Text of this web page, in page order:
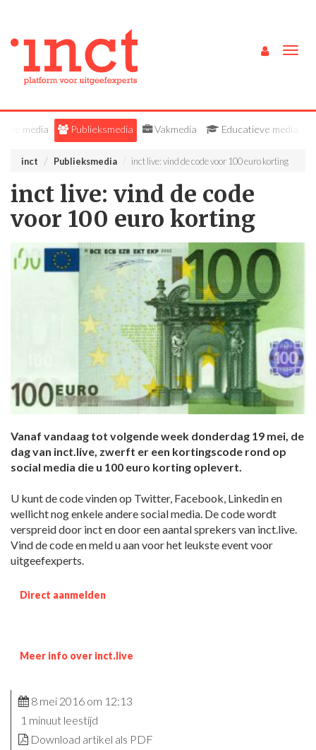
Alle media Publieksmedia Vakmedia Educatieve media
inct Publieksmedia inct live: vind de code voor 100 euro korting
inct live: vind de code
voor 100 euro korting
Vanaf vandaag tot volgende week donderdag 19 mei, de
dag van inct.live, zwerft er een kortingscode rond op
social media die u 100 euro korting oplevert.
U kunt de code vinden op Twitter, Facebook, Linkedin en
wellicht nog enkele andere social media. De code wordt
verspreid door inct en door een aantal sprekers van inct.live.
Vind de code en meld u aan voor het leukste event voor
uitgeefexperts.
Direct aanmelden
Meer info over inct.live
8 mei 2016 om 12:13
1 minuut leestijd
Download artikel als PDF